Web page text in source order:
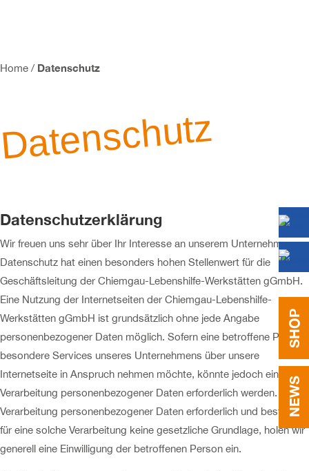
SHOP
NEWS
Home / Datenschutz
Datenschutzerklärung
Wir freuen uns sehr über Ihr Interesse an unserem Unternehmen.
Datenschutz hat einen besonders hohen Stellenwert für die
Geschäftsleitung der Chiemgau-Lebenshilfe-Werkstätten gGmbH.
Eine Nutzung der Internetseiten der Chiemgau-Lebenshilfe-
Werkstätten gGmbH ist grundsätzlich ohne jede Angabe
personenbezogener Daten möglich. Sofern eine betroffene Person
besondere Services unseres Unternehmens über unsere
Internetseite in Anspruch nehmen möchte, könnte jedoch eine
Verarbeitung personenbezogener Daten erforderlich werden. Ist die
Verarbeitung personenbezogener Daten erforderlich und besteht
für eine solche Verarbeitung keine gesetzliche Grundlage, holen wir
generell eine Einwilligung der betroffenen Person ein.